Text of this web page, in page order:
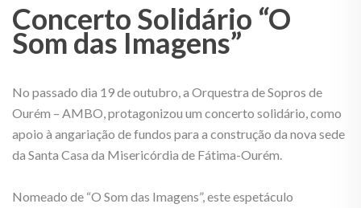
Concerto Solidário “O
Som das Imagens”
No passado dia 19 de outubro, a Orquestra de Sopros de
Ourém – AMBO, protagonizou um concerto solidário, como
apoio à angariação de fundos para a construção da nova sede
da Santa Casa da Misericórdia de Fátima-Ourém.
Nomeado de “O Som das Imagens”, este espetáculo